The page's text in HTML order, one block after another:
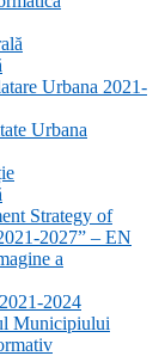
Urbana 2021-
Urbana
Strategy of
2027” – EN
a
2024
Municipiului